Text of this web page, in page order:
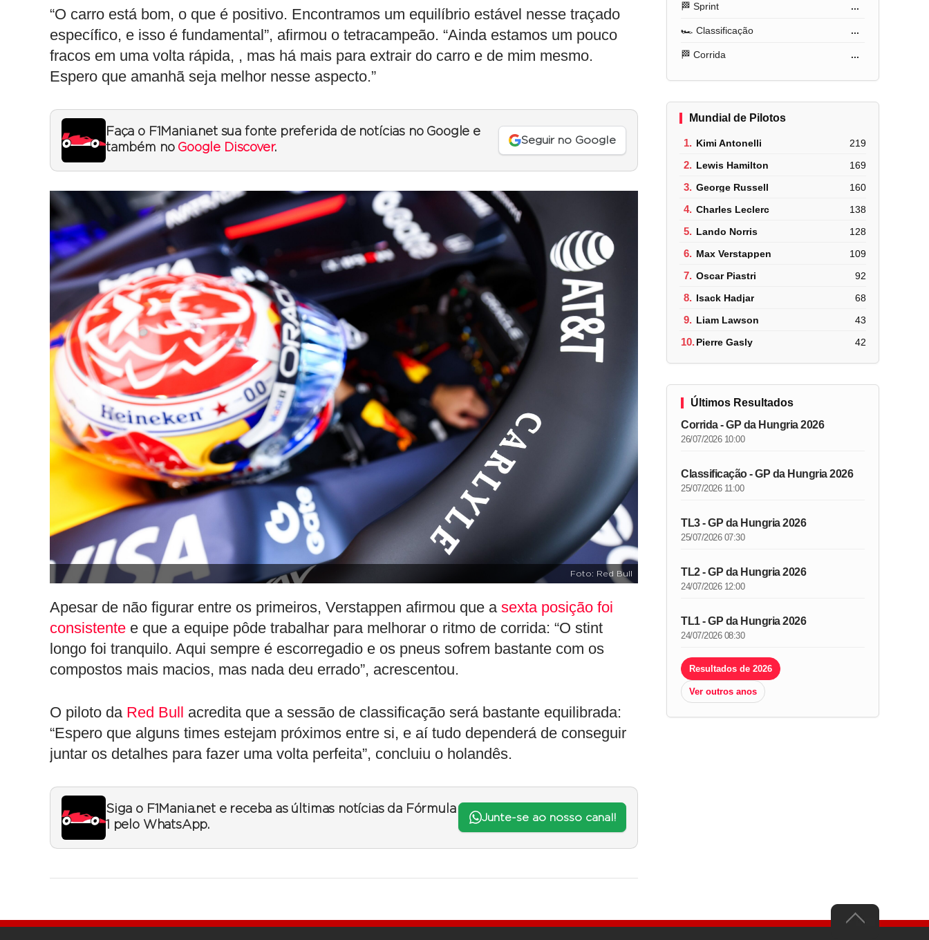
“O carro está bom, o que é positivo. Encontramos um equilíbrio estável nesse traçado
específico, e isso é fundamental”, afirmou o tetracampeão. “Ainda estamos um pouco
fracos em uma volta rápida, , mas há mais para extrair do carro e de mim mesmo.
Espero que amanhã seja melhor nesse aspecto.”
Faça o F1Mania.net sua fonte preferida de notícias no Google e
também no Google Discover.
Seguir no Google
Foto: Red Bull
Apesar de não figurar entre os primeiros, Verstappen afirmou que a sexta posição foi
consistente e que a equipe pôde trabalhar para melhorar o ritmo de corrida: “O stint
longo foi tranquilo. Aqui sempre é escorregadio e os pneus sofrem bastante com os
compostos mais macios, mas nada deu errado”, acrescentou.
O piloto da Red Bull acredita que a sessão de classificação será bastante equilibrada:
“Espero que alguns times estejam próximos entre si, e aí tudo dependerá de conseguir
juntar os detalhes para fazer uma volta perfeita”, concluiu o holandês.
Siga o F1Mania.net e receba as últimas notícias da Fórmula
1 pelo WhatsApp.
Junte-se ao nosso canal!
🏁 Sprint ...
🏎️ Classificação ...
🏁 Corrida ...
Mundial de Pilotos
1. Kimi Antonelli 219
2. Lewis Hamilton 169
3. George Russell 160
4. Charles Leclerc 138
5. Lando Norris 128
6. Max Verstappen 109
7. Oscar Piastri 92
8. Isack Hadjar 68
9. Liam Lawson 43
10.Pierre Gasly 42
Últimos Resultados
Corrida - GP da Hungria 2026
26/07/2026 10:00
Classificação - GP da Hungria 2026
25/07/2026 11:00
TL3 - GP da Hungria 2026
25/07/2026 07:30
TL2 - GP da Hungria 2026
24/07/2026 12:00
TL1 - GP da Hungria 2026
24/07/2026 08:30
Resultados de 2026
Ver outros anos